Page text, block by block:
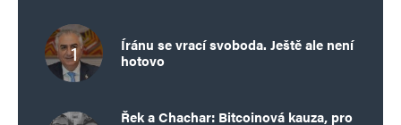
Íránu se vrací svoboda. Ještě ale není
hotovo
Řek a Chachar: Bitcoinová kauza, pro